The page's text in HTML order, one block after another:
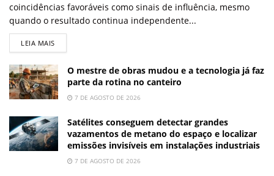
coincidências favoráveis como sinais de influência, mesmo
quando o resultado continua independente...
LEIA MAIS
O mestre de obras mudou e a tecnologia já faz
parte da rotina no canteiro
7 DE AGOSTO DE 2026
Satélites conseguem detectar grandes
vazamentos de metano do espaço e localizar
emissões invisíveis em instalações industriais
7 DE AGOSTO DE 2026